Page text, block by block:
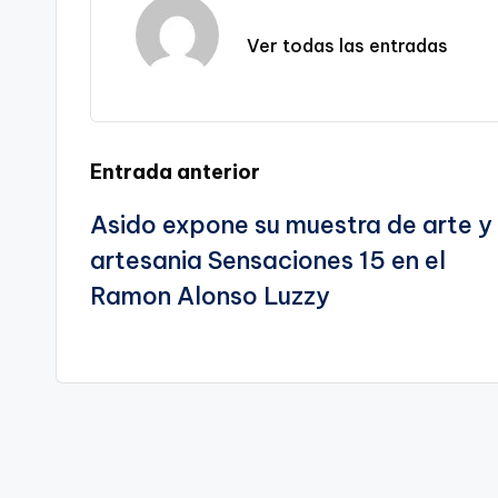
k o
k
n
a
Ver todas las entradas
Navegación
de
entradas
Entrada anterior
Asido expone su muestra de arte y
artesania Sensaciones 15 en el
Ramon Alonso Luzzy